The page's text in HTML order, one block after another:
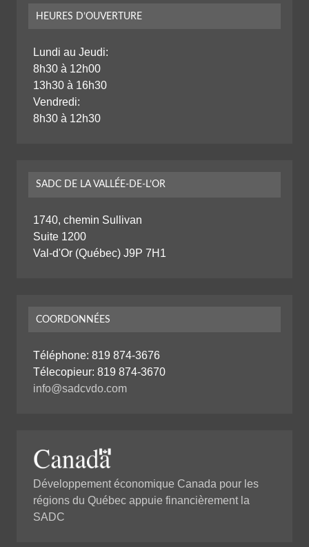
HEURES D’OUVERTURE
Lundi au Jeudi:
8h30 à 12h00
13h30 à 16h30
Vendredi:
8h30 à 12h30
SADC DE LA VALLÉE-DE-L’OR
1740, chemin Sullivan
Suite 1200
Val-d'Or (Québec) J9P 7H1
COORDONNÉES
Téléphone: 819 874-3676
Télecopieur: 819 874-3670
info@sadcvdo.com
Développement économique Canada pour les
régions du Québec appuie financièrement la
SADC